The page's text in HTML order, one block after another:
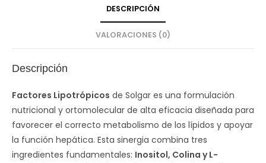
DESCRIPCIÓN
VALORACIONES (0)
Descripción
Factores Lipotrópicos de Solgar es una formulación
nutricional y ortomolecular de alta eficacia diseñada para
favorecer el correcto metabolismo de los lípidos y apoyar
la función hepática. Esta sinergia combina tres
ingredientes fundamentales: Inositol, Colina y L-